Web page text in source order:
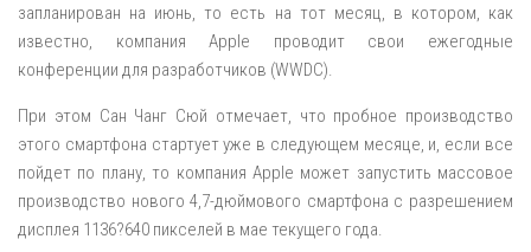
запланирован на июнь, то есть на тот месяц, в котором, как
известно, компания Apple проводит свои ежегодные
конференции для разработчиков (WWDC).
При этом Сан Чанг Сюй отмечает, что пробное производство
этого смартфона стартует уже в следующем месяце, и, если все
пойдет по плану, то компания Apple может запустить массовое
производство нового 4,7-дюймового смартфона с разрешением
дисплея 1136?640 пикселей в мае текущего года.